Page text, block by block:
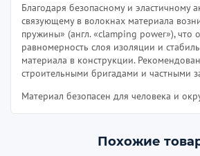
Благодаря безопасному и эластичному
связующему в волокнах материала
пружины» (англ. «clamping power»), что
равномерность слоя изоляции и
материала в конструкции.
строительными бригадами и частными
Материал безопасен для человека и
Похожие